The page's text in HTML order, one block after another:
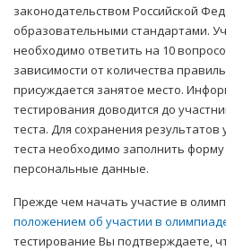
законодательством Российской
образовательными стандартами.
необходимо ответить на 10
зависимости от количества
присуждается занятое место.
тестирования доводится до
теста. Для сохранения
теста необходимо заполнить форму
персональные данные.
Прежде чем начать участие в
положением об участии в
тестирование Вы подтверждаете,